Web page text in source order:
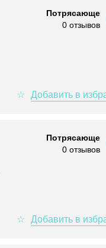
Потрясающе
0 отзывов
Потрясающе
0 отзывов